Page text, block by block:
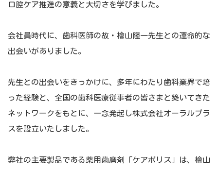
口腔ケア推進の意義と大切さを学びました。
会社員時代に、歯科医師の故・檜山隆一先生との運命的な
出会いがありました。
先生との出会いをきっかけに、多年にわたり歯科業界で培
った経験と、全国の歯科医療従事者の皆さまと築いてきた
ネットワークをもとに、一念発起し株式会社オーラルプラ
スを設立いたしました。
弊社の主要製品である薬用歯磨剤「ケアポリス」は、檜山